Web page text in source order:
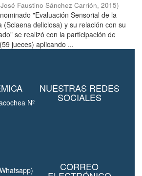
Faustino Sánchez Carrión, 2015)
"Evaluación Sensorial de la
(Sciaena deliciosa) y su relación con su
se realizó con la participación de
jueces) aplicando ...
Nº
NUESTRAS REDES
SOCIALES
CORREO